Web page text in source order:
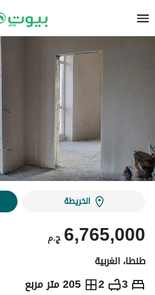
الخريطة
ج.م 6,765,000
طنطا، الغربية
3
2 205 متر مربع ج.م 6,765,000